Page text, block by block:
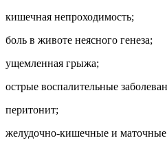
кишечная непроходимость;
боль в животе неясного генеза;
ущемленная грыжа;
острые воспалительные
перитонит;
желудочно-кишечные и маточные